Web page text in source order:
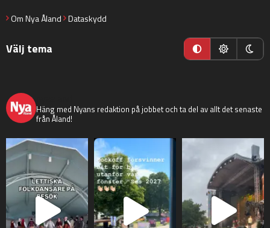
Om Nya Åland Dataskydd
Välj tema
Häng med Nyans redaktion på jobbet och ta del av allt det senaste
från Åland!